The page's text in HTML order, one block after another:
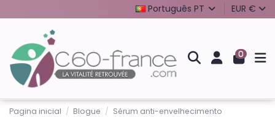
Português PT EUR €
0
Pagina inicial Blogue Sérum anti-envelhecimento